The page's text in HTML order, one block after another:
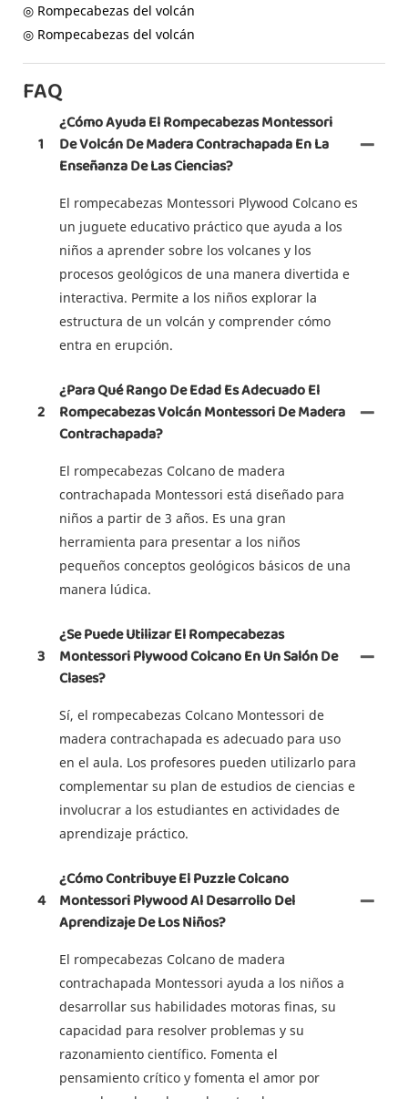
◎ Rompecabezas del volcán
◎ Rompecabezas del volcán
FAQ
1
¿Cómo Ayuda El Rompecabezas Montessori
De Volcán De Madera Contrachapada En La
Enseñanza De Las Ciencias?
El rompecabezas Montessori Plywood Colcano es
un juguete educativo práctico que ayuda a los
niños a aprender sobre los volcanes y los
procesos geológicos de una manera divertida e
interactiva. Permite a los niños explorar la
estructura de un volcán y comprender cómo
entra en erupción.
2
¿Para Qué Rango De Edad Es Adecuado El
Rompecabezas Volcán Montessori De Madera
Contrachapada?
El rompecabezas Colcano de madera
contrachapada Montessori está diseñado para
niños a partir de 3 años. Es una gran
herramienta para presentar a los niños
pequeños conceptos geológicos básicos de una
manera lúdica.
3
¿Se Puede Utilizar El Rompecabezas
Montessori Plywood Colcano En Un Salón De
Clases?
Sí, el rompecabezas Colcano Montessori de
madera contrachapada es adecuado para uso
en el aula. Los profesores pueden utilizarlo para
complementar su plan de estudios de ciencias e
involucrar a los estudiantes en actividades de
aprendizaje práctico.
4
¿Cómo Contribuye El Puzzle Colcano
Montessori Plywood Al Desarrollo Del
Aprendizaje De Los Niños?
El rompecabezas Colcano de madera
contrachapada Montessori ayuda a los niños a
desarrollar sus habilidades motoras finas, su
capacidad para resolver problemas y su
razonamiento científico. Fomenta el
pensamiento crítico y fomenta el amor por